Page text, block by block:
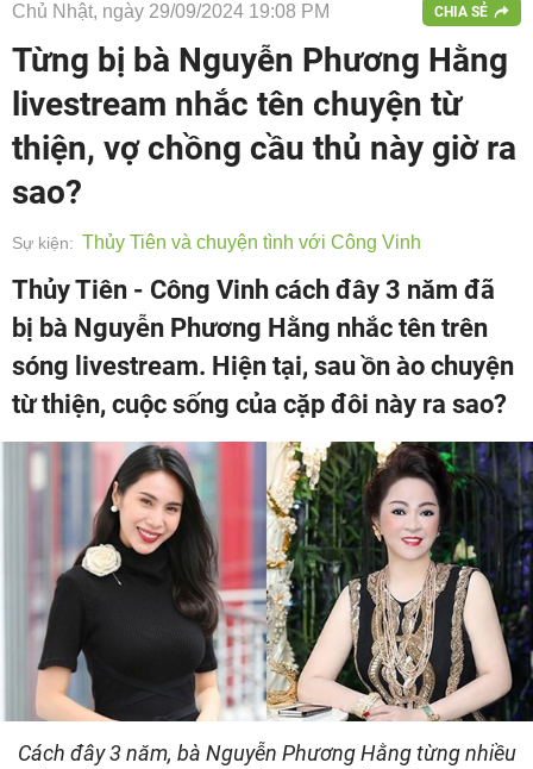
Chủ Nhật, ngày 29/09/2024 19:08 PM CHIA SẺ
Từng bị bà Nguyễn Phương Hằng
livestream nhắc tên chuyện từ
thiện, vợ chồng cầu thủ này giờ ra
sao?
Sự kiện: Thủy Tiên và chuyện tình với Công Vinh
Thủy Tiên - Công Vinh cách đây 3 năm đã
bị bà Nguyễn Phương Hằng nhắc tên trên
sóng livestream. Hiện tại, sau ồn ào chuyện
từ thiện, cuộc sống của cặp đôi này ra sao?
Cách đây 3 năm, bà Nguyễn Phương Hằng từng nhiều